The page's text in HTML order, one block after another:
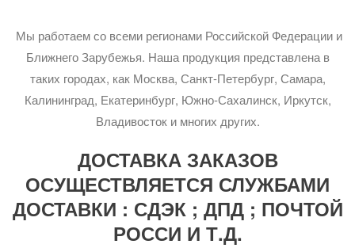
Мы работаем со всеми регионами Российской Федерации и
Ближнего Зарубежья. Наша продукция представлена в
таких городах, как Москва, Санкт-Петербург, Самара,
Калининград, Екатеринбург, Южно-Сахалинск, Иркутск,
Владивосток и многих других.
ДОСТАВКА ЗАКАЗОВ
ОСУЩЕСТВЛЯЕТСЯ СЛУЖБАМИ
ДОСТАВКИ : СДЭК ; ДПД ; ПОЧТОЙ
РОССИ И Т.Д.